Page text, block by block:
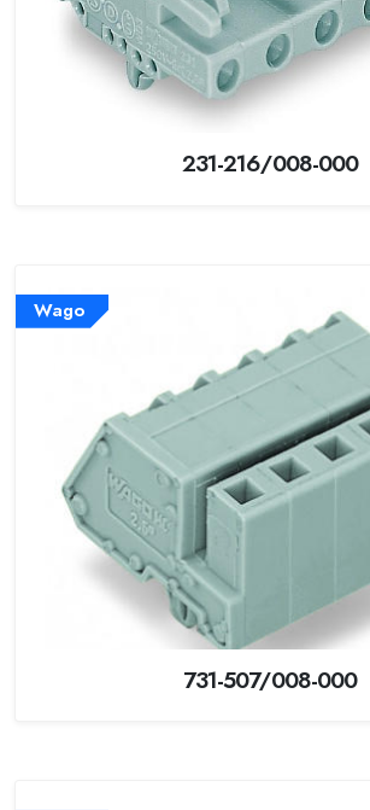
231-216/008-000
Wago
731-507/008-000